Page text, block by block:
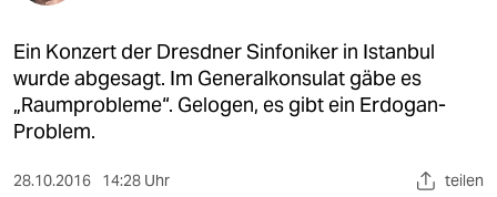
berlin
nord
wahrheit
Ein Konzert der Dresdner Sinfoniker in Istanbul
wurde abgesagt. Im Generalkonsulat gäbe es
„Raumprobleme“. Gelogen, es gibt ein Erdogan-
Problem.
28.10.2016 14:28 Uhr teilen